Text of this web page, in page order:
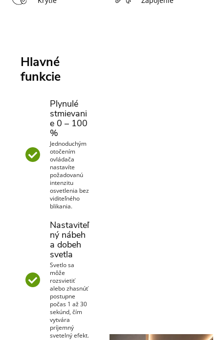
Hlavné
funkcie
Plynulé
stmievani
e 0 – 100
%
Jednoduchým
otočením
ovládača
nastavíte
požadovanú
intenzitu
osvetlenia bez
viditeľného
blikania.
Nastaviteľ
ný nábeh
a dobeh
svetla
Svetlo sa
môže
rozsvietiť
alebo zhasnúť
postupne
počas 1 až 30
sekúnd, čím
vytvára
príjemný
svetelný efekt.